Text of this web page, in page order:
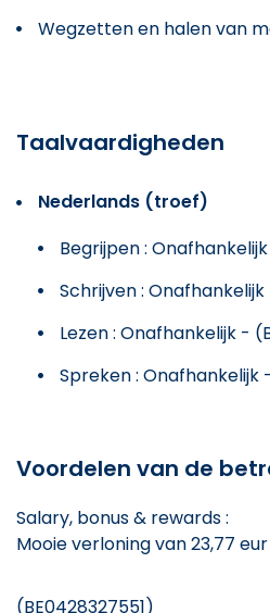
Wegzetten en halen van
Taalvaardigheden
Nederlands (troef)
Begrijpen :
Schrijven : Onafhankelijk
Lezen : Onafhankelijk -
Spreken : Onafhankelijk
Voordelen van de
Salary, bonus & rewards :
Mooie verloning van 23,77
(BE0428327551)